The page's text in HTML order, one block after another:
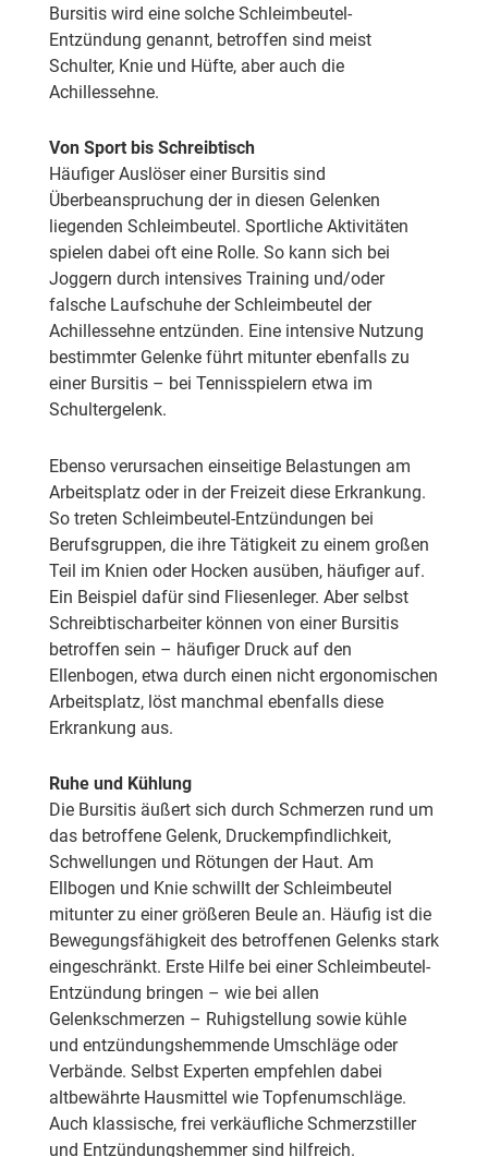
Bursitis wird eine solche Schleimbeutel-
Entzündung genannt, betroffen sind meist
Schulter, Knie und Hüfte, aber auch die
Achillessehne.
Von Sport bis Schreibtisch
Häufiger Auslöser einer Bursitis sind
Überbeanspruchung der in diesen Gelenken
liegenden Schleimbeutel. Sportliche Aktivitäten
spielen dabei oft eine Rolle. So kann sich bei
Joggern durch intensives Training und/oder
falsche Laufschuhe der Schleimbeutel der
Achillessehne entzünden. Eine intensive Nutzung
bestimmter Gelenke führt mitunter ebenfalls zu
einer Bursitis – bei Tennisspielern etwa im
Schultergelenk.
Ebenso verursachen einseitige Belastungen am
Arbeitsplatz oder in der Freizeit diese Erkrankung.
So treten Schleimbeutel-Entzündungen bei
Berufsgruppen, die ihre Tätigkeit zu einem großen
Teil im Knien oder Hocken ausüben, häufiger auf.
Ein Beispiel dafür sind Fliesenleger. Aber selbst
Schreibtischarbeiter können von einer Bursitis
betroffen sein – häufiger Druck auf den
Ellenbogen, etwa durch einen nicht ergonomischen
Arbeitsplatz, löst manchmal ebenfalls diese
Erkrankung aus.
Ruhe und Kühlung
Die Bursitis äußert sich durch Schmerzen rund um
das betroffene Gelenk, Druckempfindlichkeit,
Schwellungen und Rötungen der Haut. Am
Ellbogen und Knie schwillt der Schleimbeutel
mitunter zu einer größeren Beule an. Häufig ist die
Bewegungsfähigkeit des betroffenen Gelenks stark
eingeschränkt. Erste Hilfe bei einer Schleimbeutel-
Entzündung bringen – wie bei allen
Gelenkschmerzen – Ruhigstellung sowie kühle
und entzündungshemmende Umschläge oder
Verbände. Selbst Experten empfehlen dabei
altbewährte Hausmittel wie Topfenumschläge.
Auch klassische, frei verkäufliche Schmerzstiller
und Entzündungshemmer sind hilfreich.